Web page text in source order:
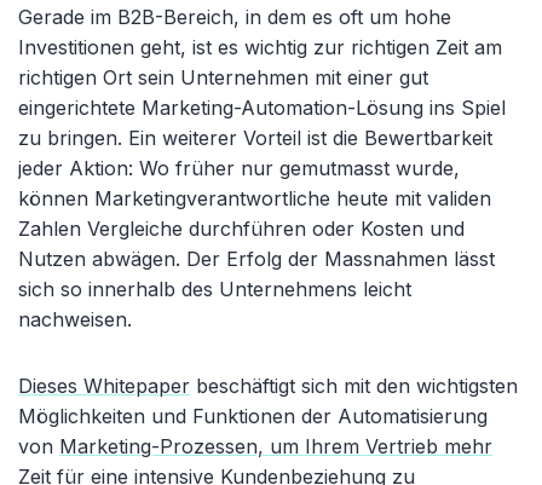
Gerade im B2B-Bereich, in dem es oft um hohe
Investitionen geht, ist es wichtig zur richtigen Zeit am
richtigen Ort sein Unternehmen mit einer gut
eingerichtete Marketing-Automation-Lösung ins Spiel
zu bringen. Ein weiterer Vorteil ist die Bewertbarkeit
jeder Aktion: Wo früher nur gemutmasst wurde,
können Marketingverantwortliche heute mit validen
Zahlen Vergleiche durchführen oder Kosten und
Nutzen abwägen. Der Erfolg der Massnahmen lässt
sich so innerhalb des Unternehmens leicht
nachweisen.
Dieses Whitepaper beschäftigt sich mit den wichtigsten
Möglichkeiten und Funktionen der Automatisierung
von Marketing-Prozessen, um Ihrem Vertrieb mehr
Zeit für eine intensive Kundenbeziehung zu